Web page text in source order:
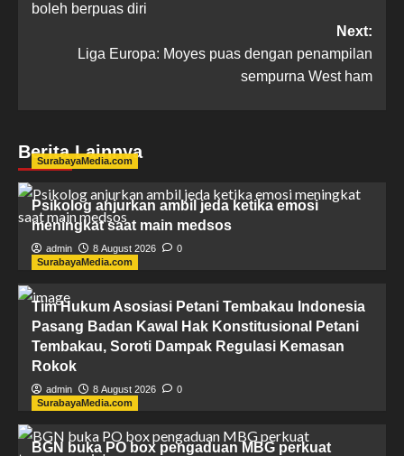
boleh berpuas diri
Next:
Liga Europa: Moyes puas dengan penampilan
sempurna West ham
Berita Lainnya
SurabayaMedia.com
Psikolog anjurkan ambil jeda ketika emosi
meningkat saat main medsos
admin 8 August 2026
0
SurabayaMedia.com
Tim Hukum ​Asosiasi Petani Tembakau Indonesia
Pasang Badan Kawal Hak Konstitusional Petani
Tembakau, Soroti Dampak Regulasi Kemasan
Rokok
admin 8 August 2026
0
SurabayaMedia.com
BGN buka PO box pengaduan MBG perkuat